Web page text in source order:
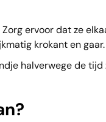
ervoor dat ze
krokant en gaar.
halverwege de tijd